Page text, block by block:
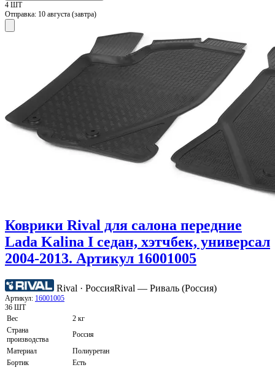
4 ШТ
Отправка: 10 августа (завтра)
Коврики Rival для салона передние
Lada Kalina I седан, хэтчбек, универсал
2004-2013. Артикул 16001005
Rival · РоссияRival — Риваль (Россия)
Артикул: 16001005
36 ШТ
Вес
2 кг
Страна
производства
Россия
Материал
Полиуретан
Бортик
Есть